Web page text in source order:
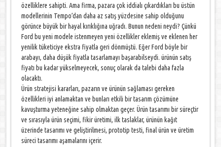
özelliklere sahipti. Ama firma, pazara çok iddialı çıkardıkları bu üstün
modellerinin Tempo’dan daha az satış yüzdesine sahip olduğunu
görünce büyük bir hayal kırıklığına uğradı. Bunun nedeni neydi? Çünkü
Ford bu yeni modele istenmeyen yeni özellikler eklemiş ve eklenen her
yenilik tüketiciye ekstra fiyatla geri dönmüştü. Eğer Ford böyle bir
arabayı, daha düşük fiyatla tasarlamayı başarabilseydi. ürünün satış
fiyatı bu kadar yükselmeyecek, sonuç olarak da talebi daha fazla
olacaktı.
Ürün stratejisi kararları, pazarın ve ürünün sağlaması gereken
özellikleri iyi anlamaktan ve bunları etkili bir tasarım çözümüne
kavuşturma yeteneğine sahip olmaktan geçer. Ürün tasarımı bir süreçtir
ve sırasıyla ürün seçimi, fikir üretimi, ilk taslaklar, ürünün kağıt
üzerinde tasarımı ve geliştirilmesi, prototip testi, final ürün ve üretim
süreci tasarımı aşamalarını içerir.